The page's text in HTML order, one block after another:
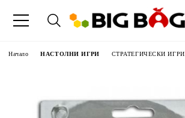
Начало НАСТОЛНИ ИГРИ СТРАТЕГИЧЕСКИ ИГРИ